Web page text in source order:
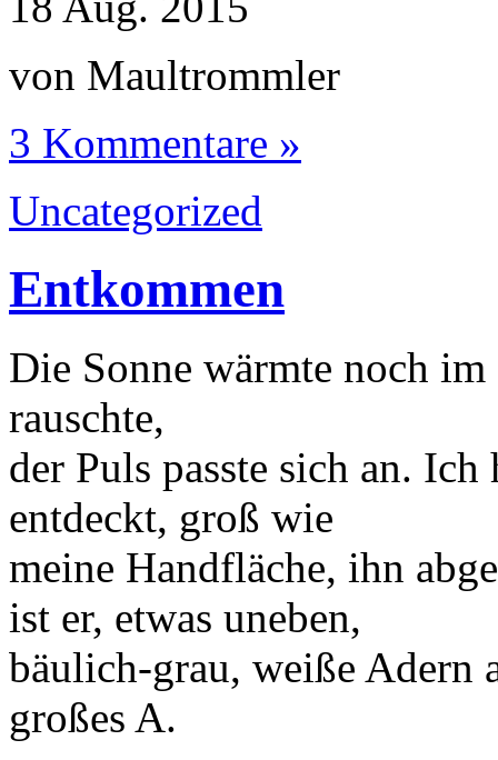
von Maultrommler
3 Kommentare »
Uncategorized
Entkommen
Die Sonne wärmte noch
rauschte,
der Puls passte sich an.
entdeckt, groß wie
meine Handfläche, ihn
ist er, etwas uneben,
bäulich-grau, weiße Adern
großes A.